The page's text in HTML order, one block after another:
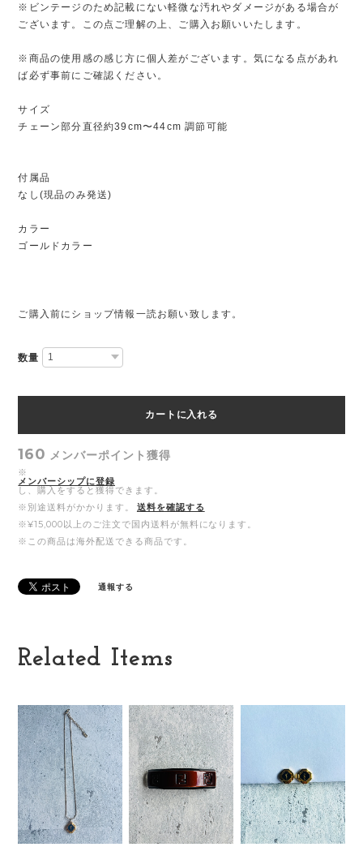
※ビンテージのため記載にない軽微な汚れやダメージがある場合が
ございます。この点ご理解の上、ご購入お願いいたします。
※商品の使用感の感じ方に個人差がございます。気になる点があれ
ば必ず事前にご確認ください。
サイズ
チェーン部分直径約39cm〜44cm 調節可能
付属品
なし(現品のみ発送)
カラー
ゴールドカラー
ご購入前にショップ情報一読お願い致します。
数量
カートに入れる
160 メンバーポイント 獲得
※
メンバーシップに登録
し、購入をすると獲得できます。
※別途送料がかかります。
送料を確認する
※¥15,000以上のご注文で国内送料が無料になります。
※この商品は海外配送できる商品です。
通報する
Related Items